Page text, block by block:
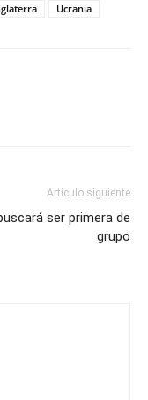
Ucrania
Artículo siguiente
ser primera de
grupo